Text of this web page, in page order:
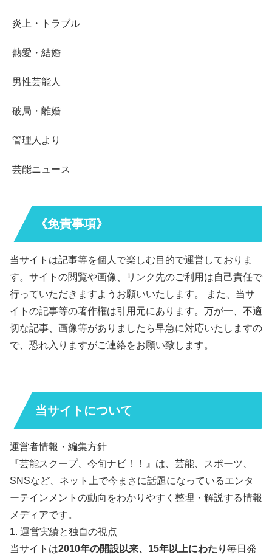
炎上・トラブル
熱愛・結婚
男性芸能人
破局・離婚
管理人より
芸能ニュース
《免責事項》
当サイトは記事等を個人で楽しむ目的で運営しておりま
す。サイトの閲覧や画像、リンク先のご利用は自己責任で
行っていただきますようお願いいたします。 また、当サ
イトの記事等の著作権は引用元にあります。万が一、不適
切な記事、画像等がありましたら早急に対応いたしますの
で、恐れ入りますがご連絡をお願い致します。
当サイトについて
運営者情報・編集方針
『芸能スクープ、今旬ナビ！！』は、芸能、スポーツ、
SNSなど、ネット上で今まさに話題になっているエンタ
ーテインメントの動向をわかりやすく整理・解説する情報
メディアです。
1. 運営実績と独自の視点
当サイトは2010年の開設以来、15年以上にわたり毎日発